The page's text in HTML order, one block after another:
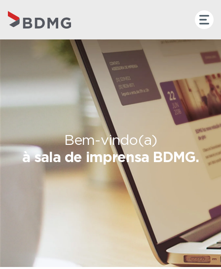
Bem-vindo(a)
à sala de imprensa BDMG.